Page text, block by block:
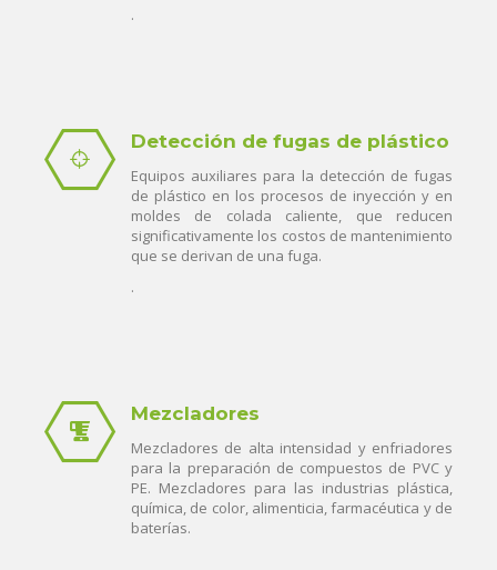
.
Detección de fugas de plástico
Equipos auxiliares para la detección de fugas
de plástico en los procesos de inyección y en
moldes de colada caliente, que reducen
significativamente los costos de mantenimiento
que se derivan de una fuga.
.
Mezcladores
Mezcladores de alta intensidad y enfriadores
para la preparación de compuestos de PVC y
PE. Mezcladores para las industrias plástica,
química, de color, alimenticia, farmacéutica y de
baterías.